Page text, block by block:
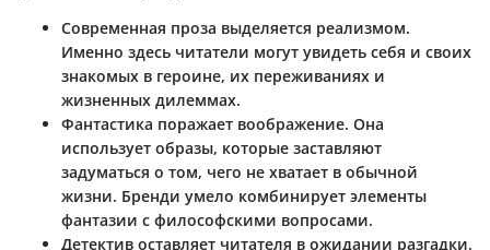
Современная проза выделяется реализмом.
Именно здесь читатели могут увидеть себя и своих
знакомых в героине, их переживаниях и
жизненных дилеммах.
Фантастика поражает воображение. Она
использует образы, которые заставляют
задуматься о том, чего не хватает в обычной
жизни. Бренди умело комбинирует элементы
фантазии с философскими вопросами.
Детектив оставляет читателя в ожидании разгадки.